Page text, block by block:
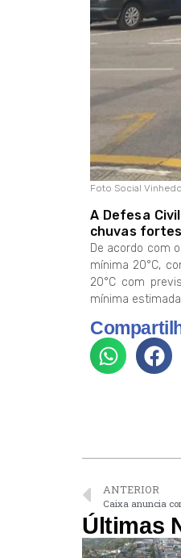
Foto Social Vinhedo
A Defesa
chuvas
De acordo com
mínima 20°C,
20°C com
mínima
ANTERIOR
Caixa anuncia
Últimas